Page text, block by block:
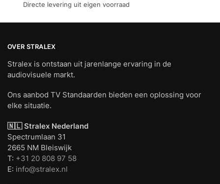
Directe levering uit eigen voorraad
OVER STRALEX
Stralex is ontstaan uit jarenlange ervaring in de
audiovisuele markt.
Ons aanbod TV Standaarden bieden een oplossing voor
elke situatie.
🇳🇱 Stralex Nederland
Spectrumlaan 31
2665 NM Bleiswijk
T: +31 20 808 97 58
E: info@stralex.nl